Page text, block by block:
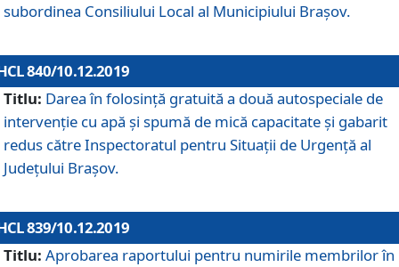
subordinea Consiliului Local al Municipiului Brașov.
840/10.12.2019
Titlu: Darea în folosință gratuită a două autospeciale de
intervenție cu apă și spumă de mică capacitate și gabarit
redus către Inspectoratul pentru Situaţii de Urgenţă al
Judeţului Brașov.
839/10.12.2019
Titlu: Aprobarea raportului pentru numirile membrilor în